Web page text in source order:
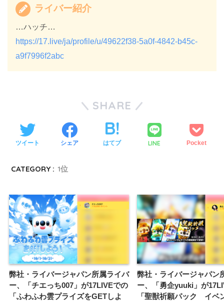
ライバー紹介
…ハッチ…
https://17.live/ja/profile/u/49622f38-5a0f-4842-b45c-
a9f7996f2abc
SHARE
ツイート シェア はてブ LINE Pocket
CATEGORY : 1位
弊社・ライバージャパン所属ライバ
ー、「チエっち007」が17LIVEでの
「ふわふわ雲プライズをGETしよ
弊社・ライバージャパン
ー、「勇企yuuki」が
「聖獣祈願パック イベ